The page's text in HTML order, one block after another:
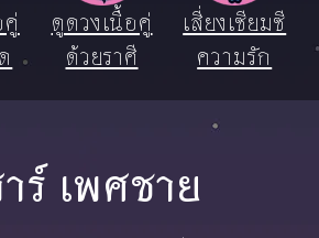
ดูดวงเนื้อคู่
ด้วยราศี
เสี่ยงเซียมซี
ความรัก
ร์ เพศชาย